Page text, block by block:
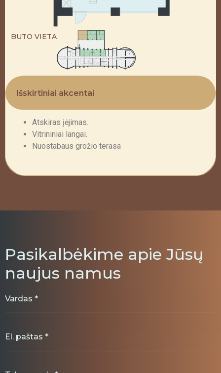
BUTO VIETA
Išskirtiniai akcentai
Atskiras įėjimas.
Vitrininiai langai.
Nuostabaus grožio terasa
Pasikalbėkime apie Jūsų
naujus namus